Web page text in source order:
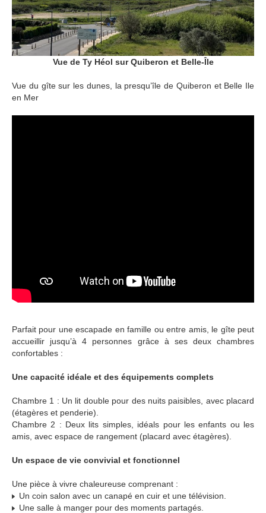
Vue de Ty Héol sur Quiberon et Belle-Île
Vue du gîte sur les dunes, la presqu’île de Quiberon et Belle Ile
en Mer
Parfait pour une escapade en famille ou entre amis, le gîte peut
accueillir jusqu’à 4 personnes grâce à ses deux chambres
confortables :
Une capacité idéale et des équipements complets
Chambre 1 : Un lit double pour des nuits paisibles, avec placard
(étagères et penderie).
Chambre 2 : Deux lits simples, idéals pour les enfants ou les
amis, avec espace de rangement (placard avec étagères).
Un espace de vie convivial et fonctionnel
Une pièce à vivre chaleureuse comprenant :
Un coin salon avec un canapé en cuir et une télévision.
Une salle à manger pour des moments partagés.